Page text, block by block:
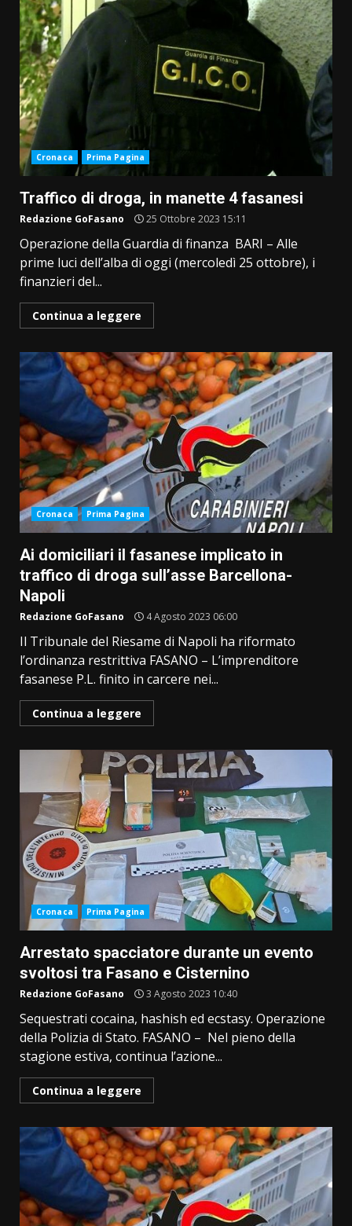
Cronaca Prima Pagina
Traffico di droga, in manette 4 fasanesi
Redazione GoFasano 25 Ottobre 2023 15:11
Operazione della Guardia di finanza BARI – Alle
prime luci dell’alba di oggi (mercoledì 25 ottobre), i
finanzieri del...
Continua a leggere
Cronaca Prima Pagina
Ai domiciliari il fasanese implicato in
traffico di droga sull’asse Barcellona-
Napoli
Redazione GoFasano 4 Agosto 2023 06:00
Il Tribunale del Riesame di Napoli ha riformato
l’ordinanza restrittiva FASANO – L’imprenditore
fasanese P.L. finito in carcere nei...
Continua a leggere
Cronaca Prima Pagina
Arrestato spacciatore durante un evento
svoltosi tra Fasano e Cisternino
Redazione GoFasano 3 Agosto 2023 10:40
Sequestrati cocaina, hashish ed ecstasy. Operazione
della Polizia di Stato. FASANO – Nel pieno della
stagione estiva, continua l’azione...
Continua a leggere